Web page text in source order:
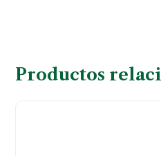
Productos